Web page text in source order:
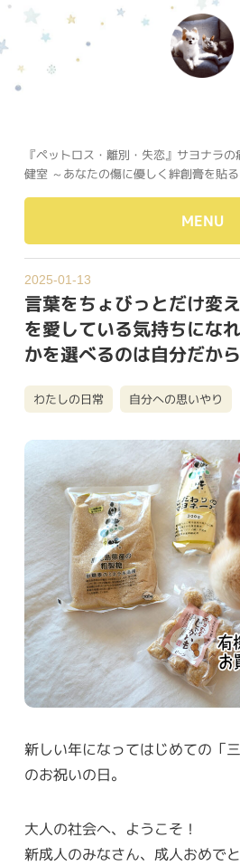
『ペットロス・離別・失恋』サヨナラ
健室 ～あなたの傷に優しく絆創膏を貼
MENU
2025-01-13
言葉をちょびっとだけ変
を愛している気持ちにな
かを選べるのは自分だか
わたしの日常 自分への思いやり
新しい年になってはじめての「
のお祝いの日。
大人の社会へ、ようこそ！
新成人のみなさん、成人おめで